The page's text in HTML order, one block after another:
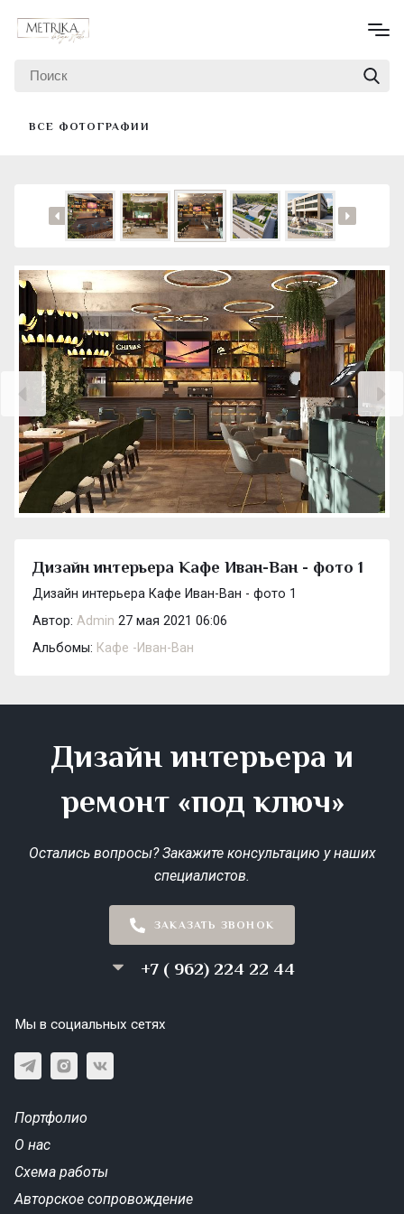
ВСЕ ФОТОГРАФИИ
Дизайн интерьера Кафе Иван-Ван - фото 1
Дизайн интерьера Кафе Иван-Ван - фото 1
Автор: Admin 27 мая 2021 06:06
Альбомы: Кафе -Иван-Ван
Дизайн интерьера и
ремонт «под ключ»
Остались вопросы? Закажите консультацию у наших
специалистов.
ЗАКАЗАТЬ ЗВОНОК
+7 ( 962) 224 22 44
Мы в социальных сетях
Портфолио
О нас
Схема работы
Авторское сопровождение